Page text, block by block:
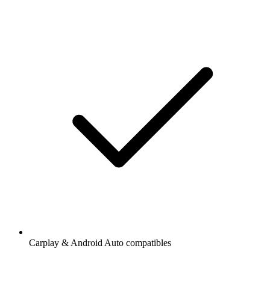
Carplay & Android Auto compatibles